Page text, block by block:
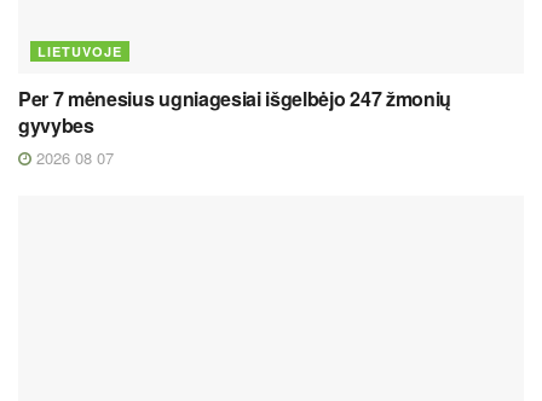
LIETUVOJE
Per 7 mėnesius ugniagesiai išgelbėjo 247 žmonių
gyvybes
2026 08 07